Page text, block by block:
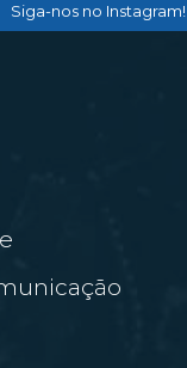
Siga-nos no Instagram!